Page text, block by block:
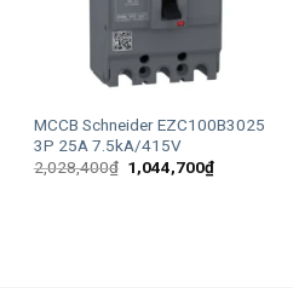
MCCB Schneider EZC100B3025
3P 25A 7.5kA/415V
2,028,400₫ Giá
gốc
1,044,700₫Giá
hiện